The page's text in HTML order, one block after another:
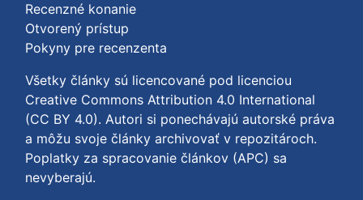
Recenzné konanie
Otvorený prístup
Pokyny pre recenzenta
Všetky články sú licencované pod licenciou
Creative Commons Attribution 4.0 International
(CC BY 4.0). Autori si ponechávajú autorské práva
a môžu svoje články archivovať v repozitároch.
Poplatky za spracovanie článkov (APC) sa
nevyberajú.